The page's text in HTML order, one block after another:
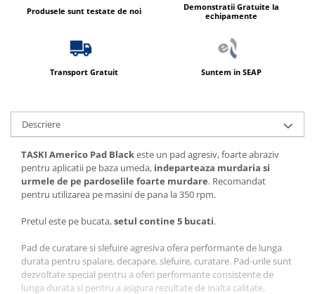
Produsele sunt testate de noi
Demonstratii Gratuite la
echipamente
Transport Gratuit Suntem in SEAP
Descriere
TASKI Americo Pad Blackeste un pad agresiv, foarte abraziv
pentru aplicatii pe baza umeda, indeparteaza murdaria si
urmele de pe pardoselile foarte murdare. Recomandat
pentru utilizarea pe masini de pana la 350 rpm.
Pretul este pe bucata,setul contine 5 bucati.
Pad de curatare si slefuire agresiva ofera performante de lunga
durata pentru spalare, decapare, slefuire, curatare. Pad-urile sunt
dezvoltate special pentru a oferi performante consistente de
lunga durata si pentru a asigura rezultate de inalta calitate,